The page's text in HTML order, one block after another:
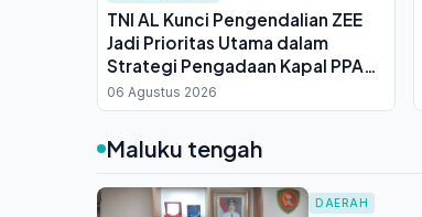
TNI AL Kunci Pengendalian ZEE
Jadi Prioritas Utama dalam
Strategi Pengadaan Kapal PPA
Kelas Brawijaya
06 Agustus 2026
Maluku tengah
DAERAH